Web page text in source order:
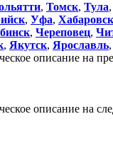
, Томск, Тула,
, Уфа, Хабаровск
, Череповец,
, Якутск, Ярославль,
описание на
описание на